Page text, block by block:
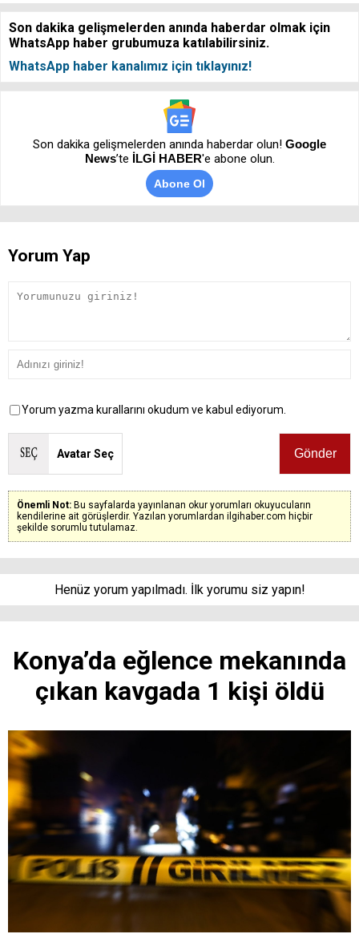
Son dakika gelişmelerden anında haberdar olmak için
WhatsApp haber grubumuza katılabilirsiniz.
WhatsApp haber kanalımız için tıklayınız!
Son dakika gelişmelerden anında haberdar olun! Google
News’te İLGİ HABER'e abone olun.
Abone Ol
Yorum Yap
Yorum yazma kurallarını okudum ve kabul ediyorum.
Avatar Seç
Önemli Not: Bu sayfalarda yayınlanan okur yorumları okuyucuların
kendilerine ait görüşlerdir. Yazılan yorumlardan ilgihaber.com hiçbir
şekilde sorumlu tutulamaz.
Henüz yorum yapılmadı. İlk yorumu siz yapın!
Konya’da eğlence mekanında
çıkan kavgada 1 kişi öldü